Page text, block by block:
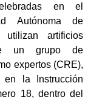
en el
Autónoma de
artificios
un grupo de
expertos (CRE),
la Instrucción
18, dentro del